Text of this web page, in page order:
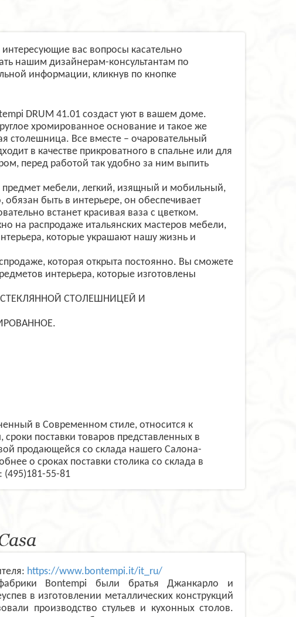
вас вопросы касательно
нашим дизайнерам-консультантам по
информации, кликнув по кнопке
DRUM 41.01 создаст уют в вашем доме.
хромированное основание и такое же
столешница. Все вместе – очаровательный
в качестве прикроватного в спальне или для
перед работой так удобно за ним выпить
предмет мебели, легкий, изящный и мобильный,
обязан быть в интерьере, он обеспечивает
встанет красивая ваза с цветком.
на распродаже итальянских мастеров мебели,
которые украшают нашу жизнь и
которая открыта постоянно. Вы сможете
интерьера, которые изготовлены
СТОЛЕШНИЦЕЙ И
в Современном стиле, относится к
поставки товаров представленных в
продающейся со склада нашего Салона-
о сроках поставки столика со склада в
55-81
https://www.bontempi.it/it_ru/
Bontempi были братья Джанкарло и
в изготовлении металлических конструкций
производство стульев и кухонных столов.